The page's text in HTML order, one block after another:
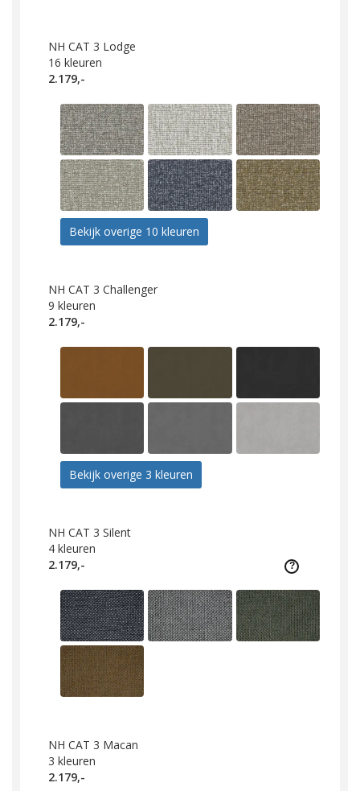
NH CAT 3 Lodge
16 kleuren
2.179,-
Bekijk overige 10 kleuren
NH CAT 3 Challenger
9 kleuren
2.179,-
Bekijk overige 3 kleuren
NH CAT 3 Silent
4 kleuren
2.179,-
NH CAT 3 Macan
3 kleuren
2.179,-